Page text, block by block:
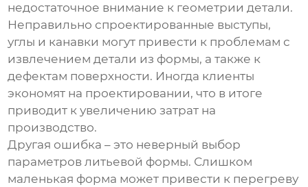
недостаточное внимание к геометрии детали.
Неправильно спроектированные выступы,
углы и канавки могут привести к проблемам с
извлечением детали из формы, а также к
дефектам поверхности. Иногда клиенты
экономят на проектировании, что в итоге
приводит к увеличению затрат на
производство.
Другая ошибка – это неверный выбор
параметров литьевой формы. Слишком
маленькая форма может привести к перегреву